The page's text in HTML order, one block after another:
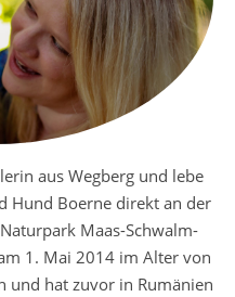
aus Wegberg und lebe
Hund Boerne direkt an der
Maas-Schwalm-
1. Mai 2014 im Alter von
und hat zuvor in Rumänien